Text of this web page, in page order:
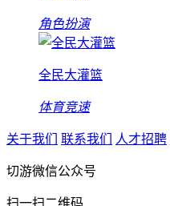
角色扮演
全民大灌篮
体育竞速
关于我们 联系我们 人才招聘
切游微信公众号